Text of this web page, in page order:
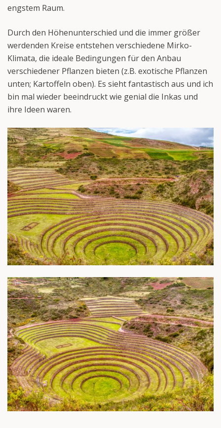
engstem Raum.
Durch den Höhenunterschied und die immer größer
werdenden Kreise entstehen verschiedene Mirko-
Klimata, die ideale Bedingungen für den Anbau
verschiedener Pflanzen bieten (z.B. exotische Pflanzen
unten; Kartoffeln oben). Es sieht fantastisch aus und ich
bin mal wieder beeindruckt wie genial die Inkas und
ihre Ideen waren.